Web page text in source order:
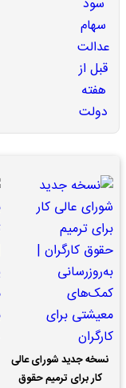
نسخه جدید شورای عالی
کار برای ترمیم حقوق